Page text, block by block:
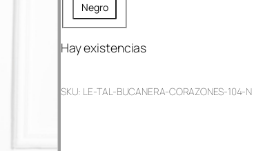
Negro
Hay existencias
SKU: LE-TAL-BUCANERA-CORAZONES-104-N